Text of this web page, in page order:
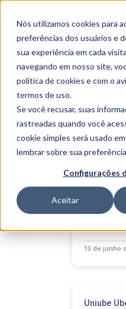
Nós utilizamos cookies para
preferências dos usuários e
sua experiência em cada
navegando em nosso site,
política de cookies e com o
termos de uso.
Se você recusar, suas
rastreadas quando você
cookie simples será usado
lembrar sobre sua
Configurações
Aceitar
Home > Institucional >
Acontece
Egresso
13 de junho
Uniube